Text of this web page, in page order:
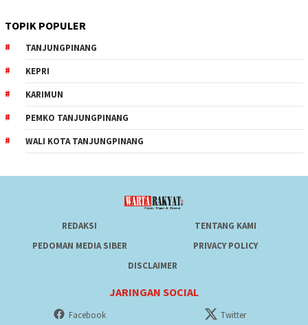
TOPIK POPULER
TANJUNGPINANG
KEPRI
KARIMUN
PEMKO TANJUNGPINANG
WALI KOTA TANJUNGPINANG
REDAKSI
TENTANG KAMI
PEDOMAN MEDIA SIBER
PRIVACY POLICY
DISCLAIMER
JARINGAN SOCIAL
Facebook Twitter